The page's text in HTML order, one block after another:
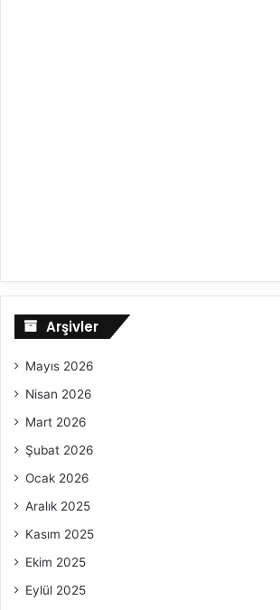
Arşivler
Mayıs 2026
Nisan 2026
Mart 2026
Şubat 2026
Ocak 2026
Aralık 2025
Kasım 2025
Ekim 2025
Eylül 2025